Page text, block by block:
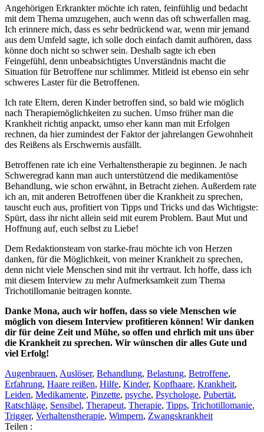
Angehörigen Erkrankter möchte ich raten, feinfühlig und bedacht
mit dem Thema umzugehen, auch wenn das oft schwerfallen mag.
Ich erinnere mich, dass es sehr bedrückend war, wenn mir jemand
aus dem Umfeld sagte, ich solle doch einfach damit aufhören, dass
könne doch nicht so schwer sein. Deshalb sagte ich eben
Feingefühl, denn unbeabsichtigtes Unverständnis macht die
Situation für Betroffene nur schlimmer. Mitleid ist ebenso ein sehr
schweres Laster für die Betroffenen.
Ich rate Eltern, deren Kinder betroffen sind, so bald wie möglich
nach Therapiemöglichkeiten zu suchen. Umso früher man die
Krankheit richtig anpackt, umso eher kann man mit Erfolgen
rechnen, da hier zumindest der Faktor der jahrelangen Gewohnheit
des Reißens als Erschwernis ausfällt.
Betroffenen rate ich eine Verhaltenstherapie zu beginnen. Je nach
Schweregrad kann man auch unterstützend die medikamentöse
Behandlung, wie schon erwähnt, in Betracht ziehen. Außerdem rate
ich an, mit anderen Betroffenen über die Krankheit zu sprechen,
tauscht euch aus, profitiert von Tipps und Tricks und das Wichtigste:
Spürt, dass ihr nicht allein seid mit eurem Problem. Baut Mut und
Hoffnung auf, euch selbst zu Liebe!
Dem Redaktionsteam von starke-frau möchte ich von Herzen
danken, für die Möglichkeit, von meiner Krankheit zu sprechen,
denn nicht viele Menschen sind mit ihr vertraut. Ich hoffe, dass ich
mit diesem Interview zu mehr Aufmerksamkeit zum Thema
Trichotillomanie beitragen konnte.
Danke Mona, auch wir hoffen, dass so viele Menschen wie
möglich von diesem Interview profitieren können! Wir danken
dir für deine Zeit und Mühe, so offen und ehrlich mit uns über
die Krankheit zu sprechen. Wir wünschen dir alles Gute und
viel Erfolg!
Augenbrauen, Auslöser, Behandlung, Belastung, Betroffene,
Erfahrung, Haare reißen, Hilfe, Kinder, Kopfhaare, Krankheit,
Leiden, Medikamente, Pinzette, psyche, Psychologe, Pubertät,
Ratschläge, Sensibel, Therapeut, Therapie, Tipps, Trichotillomanie,
Trigger, Verhaltenstherapie, Wimpern, Zwangskrankheit
Teilen :